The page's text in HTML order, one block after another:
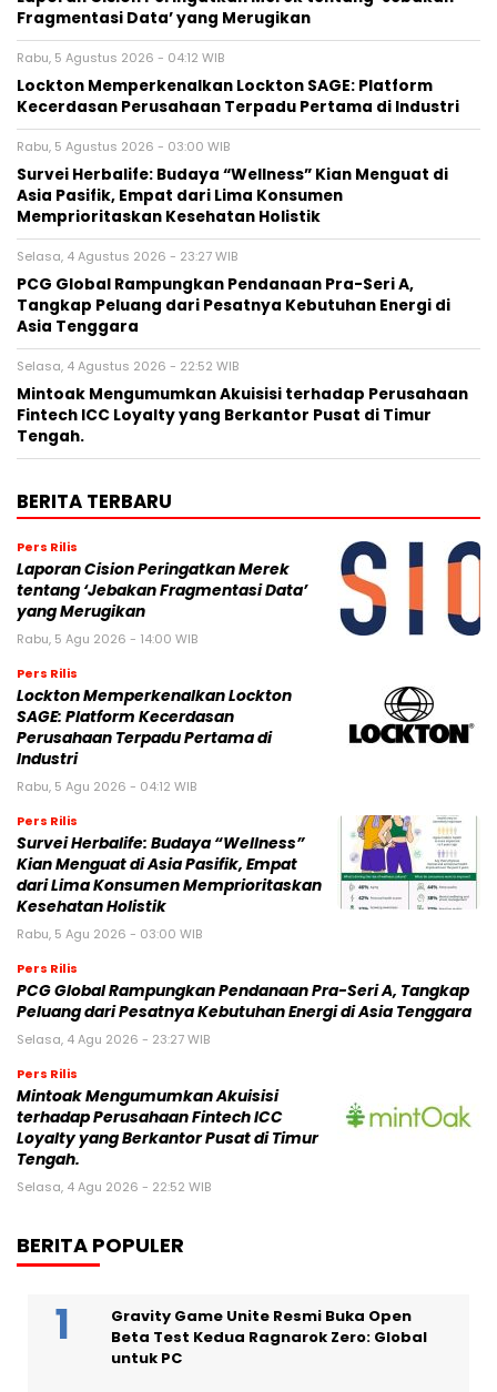
Fragmentasi Data’ yang Merugikan
Rabu, 5 Agustus 2026 - 04:12 WIB
Lockton Memperkenalkan Lockton SAGE: Platform
Kecerdasan Perusahaan Terpadu Pertama di Industri
Rabu, 5 Agustus 2026 - 03:00 WIB
Survei Herbalife: Budaya “Wellness” Kian Menguat di
Asia Pasifik, Empat dari Lima Konsumen
Memprioritaskan Kesehatan Holistik
Selasa, 4 Agustus 2026 - 23:27 WIB
PCG Global Rampungkan Pendanaan Pra-Seri A,
Tangkap Peluang dari Pesatnya Kebutuhan Energi di
Asia Tenggara
Selasa, 4 Agustus 2026 - 22:52 WIB
Mintoak Mengumumkan Akuisisi terhadap Perusahaan
Fintech ICC Loyalty yang Berkantor Pusat di Timur
Tengah.
BERITA TERBARU
Pers Rilis
Laporan Cision Peringatkan Merek
tentang ‘Jebakan Fragmentasi Data’
yang Merugikan
Rabu, 5 Agu 2026 - 14:00 WIB
Pers Rilis
Lockton Memperkenalkan Lockton
SAGE: Platform Kecerdasan
Perusahaan Terpadu Pertama di
Industri
Rabu, 5 Agu 2026 - 04:12 WIB
Pers Rilis
Survei Herbalife: Budaya “Wellness”
Kian Menguat di Asia Pasifik, Empat
dari Lima Konsumen Memprioritaskan
Kesehatan Holistik
Rabu, 5 Agu 2026 - 03:00 WIB
Pers Rilis
PCG Global Rampungkan Pendanaan Pra-Seri A, Tangkap
Peluang dari Pesatnya Kebutuhan Energi di Asia Tenggara
Selasa, 4 Agu 2026 - 23:27 WIB
Pers Rilis
Mintoak Mengumumkan Akuisisi
terhadap Perusahaan Fintech ICC
Loyalty yang Berkantor Pusat di Timur
Tengah.
Selasa, 4 Agu 2026 - 22:52 WIB
BERITA POPULER
Gravity Game Unite Resmi Buka Open
Beta Test Kedua Ragnarok Zero: Global
untuk PC